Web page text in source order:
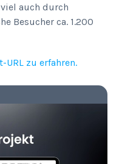
auch durch
Besucher ca. 1.200
zu erfahren.